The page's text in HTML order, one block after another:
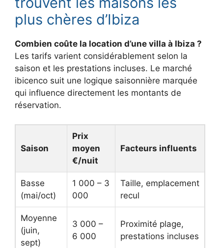
plus chères d’Ibiza
Combien coûte la location d’une villa à Ibiza ?
Les tarifs varient considérablement selon la
saison et les prestations incluses. Le marché
ibicenco suit une logique saisonnière marquée
qui influence directement les montants de
réservation.
Saison
Prix
moyen
€/nuit
Facteurs influents
Basse
(mai/oct)
1 000 – 3
000
Taille, emplacement
recul
Moyenne
(juin,
sept)
3 000 –
6 000
Proximité plage,
prestations incluses